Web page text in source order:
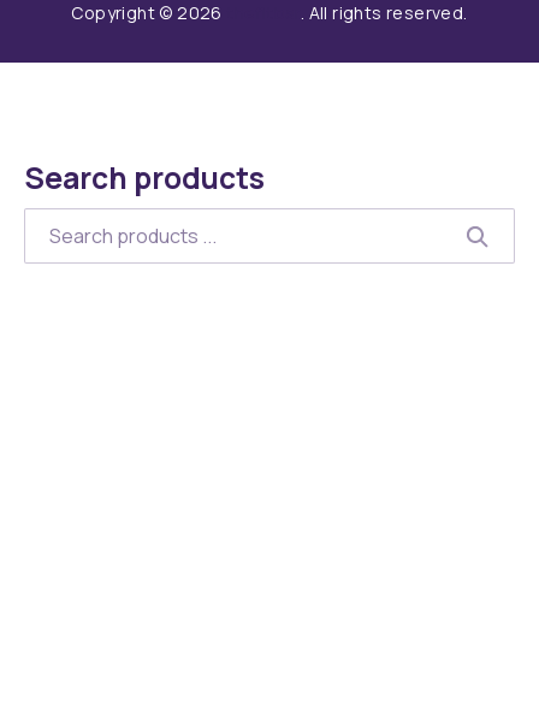
Copyright © 2026
. All rights reserved.
Search products
Search